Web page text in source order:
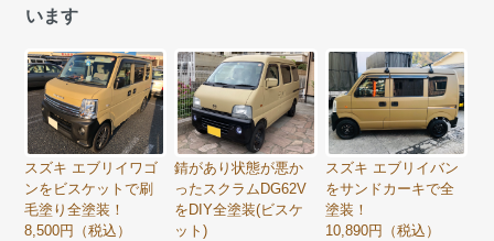
います
スズキ エブリイワゴ
ンをビスケットで刷
毛塗り全塗装！
8,500円（税込）
錆があり状態が悪か
ったスクラムDG62V
をDIY全塗装(ビスケ
ット)
スズキ エブリイバン
をサンドカーキで全
塗装！
10,890円（税込）